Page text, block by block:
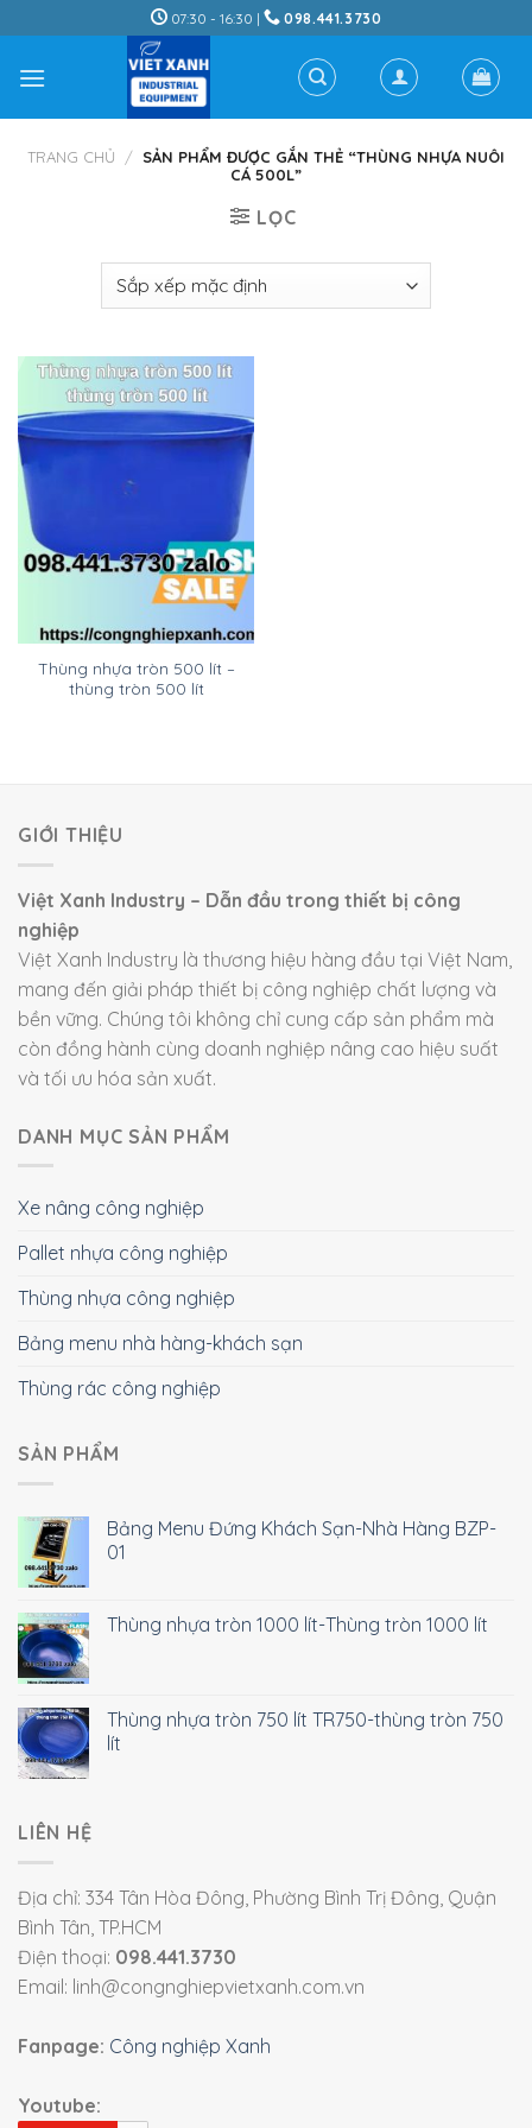
to
content
07:30 - 16:30 | 098.441.3730
TRANG CHỦ / SẢN PHẨM ĐƯỢC GẮN THẺ “THÙNG NHỰA NUÔI
CÁ 500L”
LỌC
Thùng nhựa tròn 500 lít –
thùng tròn 500 lít
GIỚI THIỆU
Việt Xanh Industry – Dẫn đầu trong thiết bị công
nghiệp
Việt Xanh Industry là thương hiệu hàng đầu tại Việt Nam,
mang đến giải pháp thiết bị công nghiệp chất lượng và
bền vững. Chúng tôi không chỉ cung cấp sản phẩm mà
còn đồng hành cùng doanh nghiệp nâng cao hiệu suất
và tối ưu hóa sản xuất.
DANH MỤC SẢN PHẨM
Xe nâng công nghiệp
Pallet nhựa công nghiệp
Thùng nhựa công nghiệp
Bảng menu nhà hàng-khách sạn
Thùng rác công nghiệp
SẢN PHẨM
Bảng Menu Đứng Khách Sạn-Nhà Hàng BZP-
01
Thùng nhựa tròn 1000 lít-Thùng tròn 1000 lít
Thùng nhựa tròn 750 lít TR750-thùng tròn 750
lít
LIÊN HỆ
Địa chỉ: 334 Tân Hòa Đông, Phường Bình Trị Đông, Quận
Bình Tân, TP.HCM
Điện thoại: 098.441.3730
Email: linh@congnghiepvietxanh.com.vn
Fanpage: Công nghiệp Xanh
Youtube: